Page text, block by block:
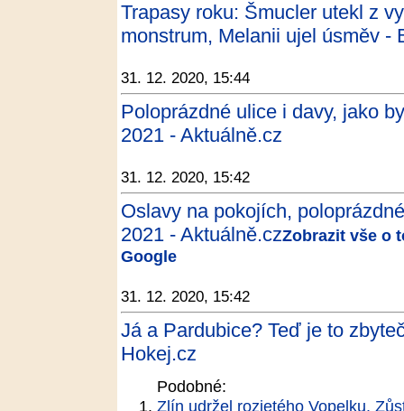
Trapasy roku: Šmucler utekl z
monstrum, Melanii ujel úsměv -
31. 12. 2020, 15:44
Poloprázdné ulice i davy, jako
2021 - Aktuálně.cz
31. 12. 2020, 15:42
Oslavy na pokojích,
2021 - Aktuálně.czZobrazit vše o
Google
31. 12. 2020, 15:42
Já a Pardubice? Teď je to
Hokej.cz
Podobné:
Zlín udržel rozjetého Vopelku.